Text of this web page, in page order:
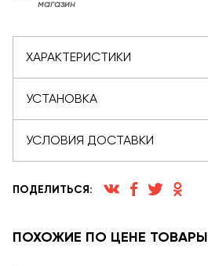
магазин
ХАРАКТЕРИСТИКИ
УСТАНОВКА
УСЛОВИЯ ДОСТАВКИ
ПОДЕЛИТЬСЯ:
ПОХОЖИЕ ПО ЦЕНЕ ТОВАРЫ